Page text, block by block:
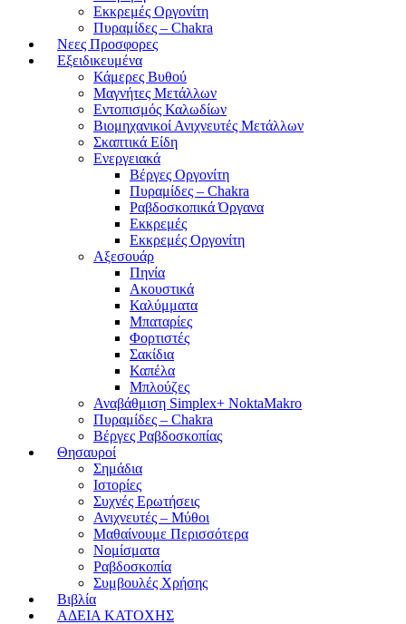
Εκκρεμές Οργονίτη
Πυραμίδες – Chakra
Νεες Προσφορες
Εξειδικευμένα
Κάμερες Βυθού
Μαγνήτες Μετάλλων
Εντοπισμός Καλωδίων
Βιομηχανικοί Ανιχνευτές Μετάλλων
Σκαπτικά Είδη
Ενεργειακά
Βέργες Οργονίτη
Πυραμίδες – Chakra
Ραβδοσκοπικά Όργανα
Εκκρεμές
Εκκρεμές Οργονίτη
Αξεσουάρ
Πηνία
Ακουστικά
Καλύμματα
Μπαταρίες
Φορτιστές
Σακίδια
Καπέλα
Μπλούζες
Αναβάθμιση Simplex+ NoktaMakro
Πυραμίδες – Chakra
Βέργες Ραβδοσκοπίας
Θησαυροί
Σημάδια
Ιστορίες
Συχνές Ερωτήσεις
Ανιχνευτές – Μύθοι
Μαθαίνουμε Περισσότερα
Νομίσματα
Ραβδοσκοπία
Συμβουλές Χρήσης
Βιβλία
ΑΔΕΙΑ ΚΑΤΟΧΗΣ